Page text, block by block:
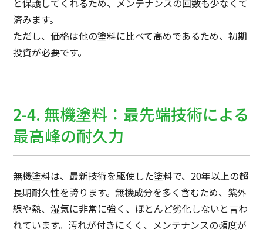
と保護してくれるため、メンテナンスの回数も少なくて
済みます。
ただし、価格は他の塗料に比べて高めであるため、初期
投資が必要です。
2-4. 無機塗料：最先端技術による
最高峰の耐久力
無機塗料は、最新技術を駆使した塗料で、20年以上の超
長期耐久性を誇ります。無機成分を多く含むため、紫外
線や熱、湿気に非常に強く、ほとんど劣化しないと言わ
れています。汚れが付きにくく、メンテナンスの頻度が